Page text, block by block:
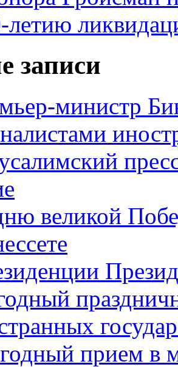
летию
записи
министр
великой
прием в